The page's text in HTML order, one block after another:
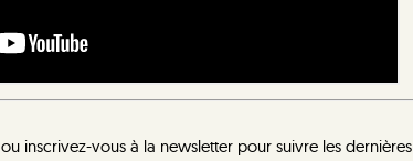
ou inscrivez-vous à la newsletter pour suivre les dernières